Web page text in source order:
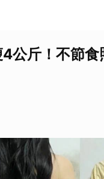
公斤！不節食